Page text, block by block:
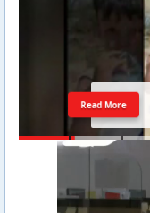
Read More